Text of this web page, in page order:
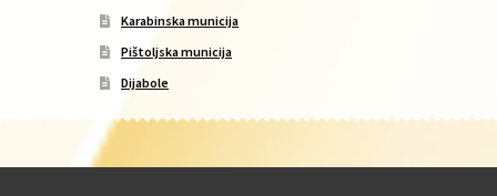
Karabinska municija
Pištoljska municija
Dijabole